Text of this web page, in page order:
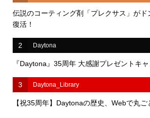
伝説のコーティング剤「プレクサス」が
復活！
2 Daytona
『Daytona』35周年 大感謝プレゼントキ
3 Daytona_Library
【祝35周年】Daytonaの歴史、Webで丸ご